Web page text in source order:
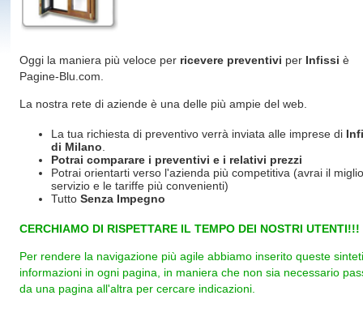
Oggi la maniera più veloce per ricevere preventivi per Infissi è
Pagine-Blu.com.
La nostra rete di aziende è una delle più ampie del web.
La tua richiesta di preventivo verrà inviata alle imprese di
di Milano
Potrai comparare i preventivi e i relativi prezzi
Potrai orientarti verso l'azienda più competitiva (avrai il
servizio e le tariffe più convenienti)
Tutto Senza Impegno
CERCHIAMO DI RISPETTARE IL TEMPO DEI NOSTRI UTENTI!!!
Per rendere la navigazione più agile abbiamo inserito queste
informazioni in ogni pagina, in maniera che non sia necessario
da una pagina all'altra per cercare indicazioni.